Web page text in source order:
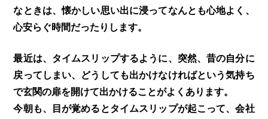
なときは、懐かしい思い出に浸ってなんとも心地よく、
心安らぐ時間だったりします。
最近は、タイムスリップするように、突然、昔の自分に
戻ってしまい、どうしても出かけなければという気持ち
で玄関の扉を開けて出かけることがよくあります。
今朝も、目が覚めるとタイムスリップが起こって、会社